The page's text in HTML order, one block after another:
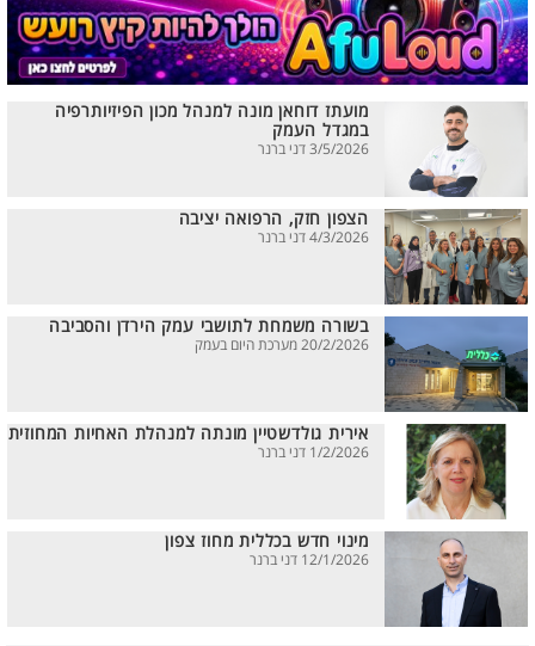
מועתז דוחאן מונה למנהל מכון הפיזיותרפיה
במגדל העמק
3/5/2026 דני ברנר
הצפון חזק, הרפואה יציבה
4/3/2026 דני ברנר
בשורה משמחת לתושבי עמק הירדן והסביבה
20/2/2026 מערכת היום בעמק
אירית גולדשטיין מונתה למנהלת האחיות המחוזית
1/2/2026 דני ברנר
מינוי חדש בכללית מחוז צפון
12/1/2026 דני ברנר